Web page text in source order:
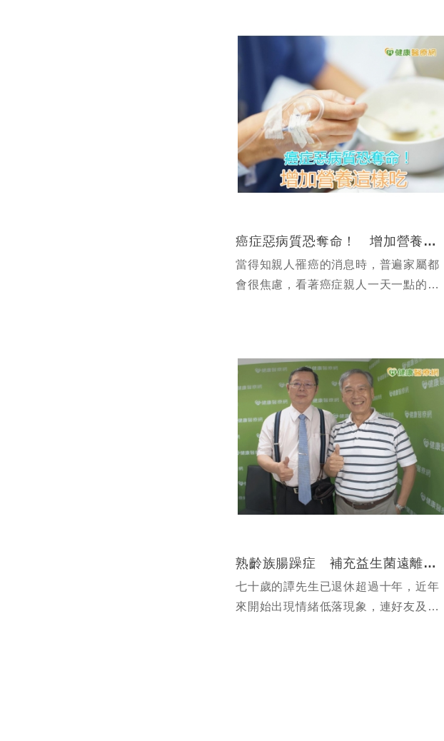
癌症惡病質恐奪命！ 增加營養這樣吃
當得知親人罹癌的消息時，普遍家屬都
會很焦慮，看著癌症親人一天一點的消
療，使治療效...
熟齡族腸躁症 補充益生菌遠離腸道不適
七十歲的譚先生已退休超過十年，近年
來開始出現情緒低落現象，連好友及家